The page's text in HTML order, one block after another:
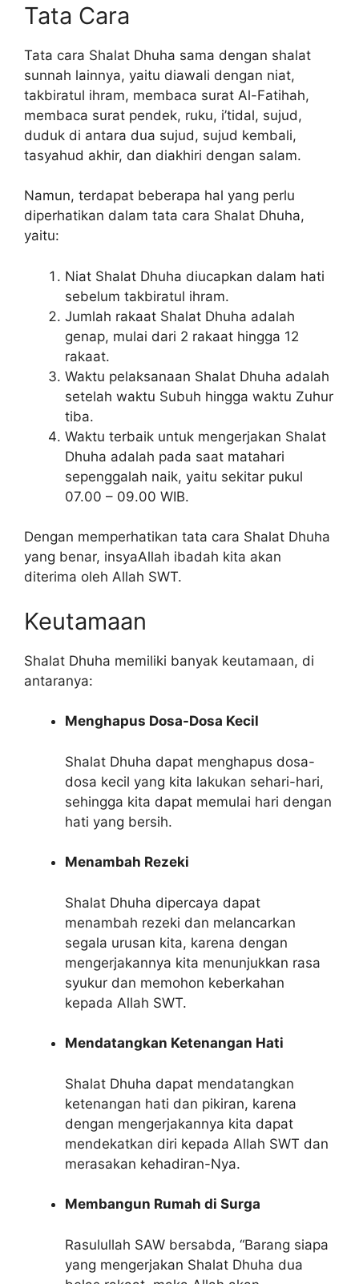
Tata Cara
Tata cara Shalat Dhuha sama dengan shalat
sunnah lainnya, yaitu diawali dengan niat,
takbiratul ihram, membaca surat Al-Fatihah,
membaca surat pendek, ruku, i’tidal, sujud,
duduk di antara dua sujud, sujud kembali,
tasyahud akhir, dan diakhiri dengan salam.
Namun, terdapat beberapa hal yang perlu
diperhatikan dalam tata cara Shalat Dhuha,
yaitu:
Niat Shalat Dhuha diucapkan dalam hati
sebelum takbiratul ihram.
Jumlah rakaat Shalat Dhuha adalah
genap, mulai dari 2 rakaat hingga 12
rakaat.
Waktu pelaksanaan Shalat Dhuha adalah
setelah waktu Subuh hingga waktu Zuhur
tiba.
Waktu terbaik untuk mengerjakan Shalat
Dhuha adalah pada saat matahari
sepenggalah naik, yaitu sekitar pukul
07.00 – 09.00 WIB.
Dengan memperhatikan tata cara Shalat Dhuha
yang benar, insyaAllah ibadah kita akan
diterima oleh Allah SWT.
Keutamaan
Shalat Dhuha memiliki banyak keutamaan, di
antaranya:
Menghapus Dosa-Dosa Kecil
Shalat Dhuha dapat menghapus dosa-
dosa kecil yang kita lakukan sehari-hari,
sehingga kita dapat memulai hari dengan
hati yang bersih.
Menambah Rezeki
Shalat Dhuha dipercaya dapat
menambah rezeki dan melancarkan
segala urusan kita, karena dengan
mengerjakannya kita menunjukkan rasa
syukur dan memohon keberkahan
kepada Allah SWT.
Mendatangkan Ketenangan Hati
Shalat Dhuha dapat mendatangkan
ketenangan hati dan pikiran, karena
dengan mengerjakannya kita dapat
mendekatkan diri kepada Allah SWT dan
merasakan kehadiran-Nya.
Membangun Rumah di Surga
Rasulullah SAW bersabda, “Barang siapa
yang mengerjakan Shalat Dhuha dua